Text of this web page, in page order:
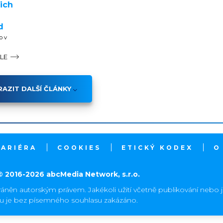
v
DALŠÍ ČLÁNKY
COOKIES ETICKÝ KODEX O
2016-2026 abcMedia Network, s.r.o.
autorským právem. Jakékoli užití včetně publikování nebo
je bez písemného souhlasu zakázáno.